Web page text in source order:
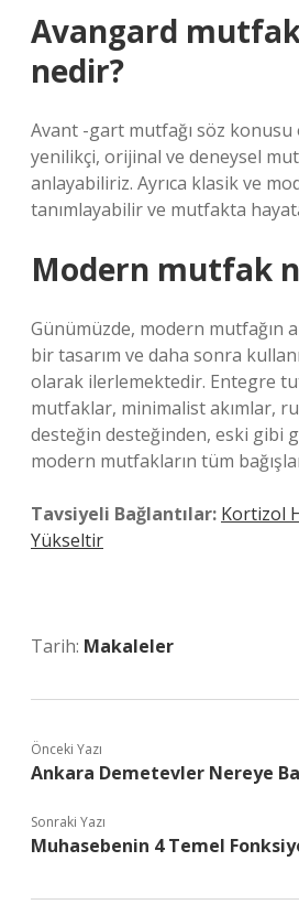
Avangard mutfak
nedir?
Avant -gart mutfağı söz konusu
yenilikçi, orijinal ve deneysel
anlayabiliriz. Ayrıca klasik ve
tanımlayabilir ve mutfakta
Modern mutfak
Günümüzde, modern mutfağın
bir tasarım ve daha sonra
olarak ilerlemektedir. Entegre
mutfaklar, minimalist akımlar,
desteğin desteğinden, eski gibi
modern mutfakların tüm
Tavsiyeli Bağlantılar: Kortizol
Yükseltir
Tarih: Makaleler
Önceki Yazı
Ankara Demetevler Nereye
Sonraki Yazı
Muhasebenin 4 Temel